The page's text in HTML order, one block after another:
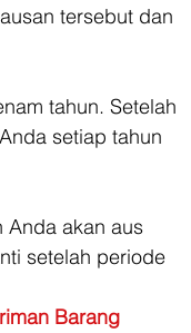
tersebut dan
tahun. Setelah
setiap tahun
Anda akan aus
setelah periode
Barang